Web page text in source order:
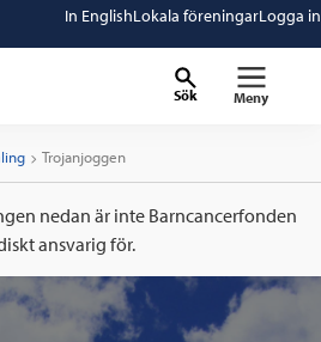
In EnglishLokala föreningarLogga in
Sök Meny
Current:
Trojanjoggen
nedan är inte Barncancerfonden
ansvarig för.